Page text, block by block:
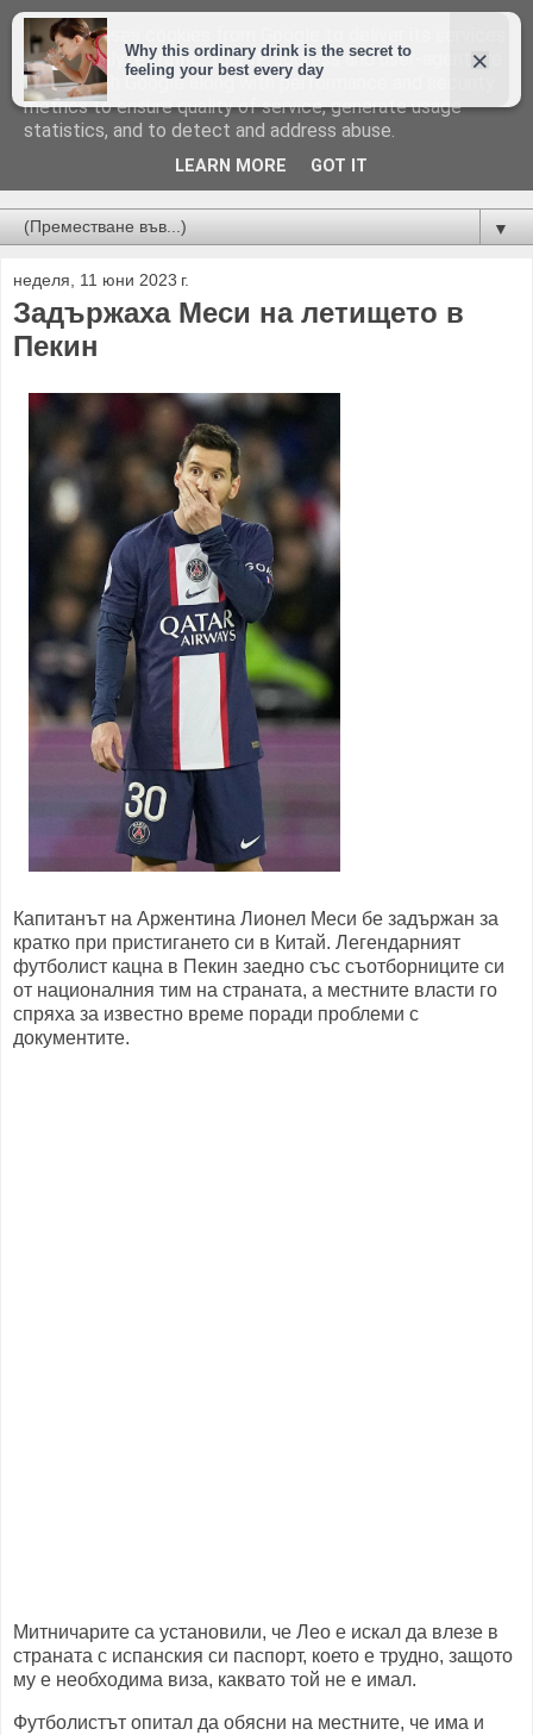
Новини от Бургас, страната и света!
▼
неделя, 11 юни 2023 г.
Задържаха Меси на летището в
Пекин
Капитанът на Аржентина Лионел Меси бе задържан за
кратко при пристигането си в Китай. Легендарният
футболист кацна в Пекин заедно със съотборниците си
от националния тим на страната, а местните власти го
спряха за известно време поради проблеми с
документите.
Митничарите са установили, че Лео е искал да влезе в
страната с испанския си паспорт, което е трудно, защото
му е необходима виза, каквато той не е имал.
Футболистът опитал да обясни на местните, че има и
This site uses cookies from Google to deliver its services
and to analyze traffic. Your IP address and user-agent are
shared with Google along with performance and security
metrics to ensure quality of service, generate usage
statistics, and to detect and address abuse.
LEARN MORE GOT IT